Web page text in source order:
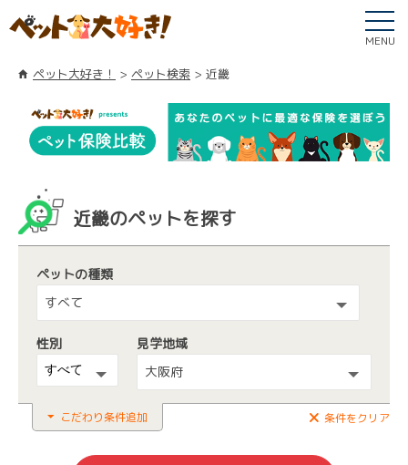
MENU
ペット大好き！ ペット検索 近畿
近畿のペットを探す
ペットの種類
すべて
性別
見学地域
大阪府
こだわり条件追加 条件をクリア